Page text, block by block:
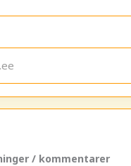
/ kommentarer